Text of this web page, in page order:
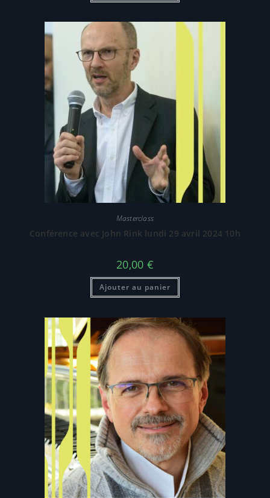
Masterclass
Conférence avec John Rink lundi 29 avril 2024 10h
20,00 €
Ajouter au panier